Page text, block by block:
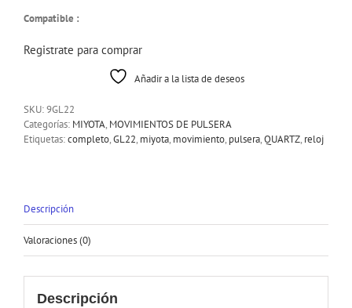
Compatible :
Registrate para comprar
Añadir a la lista de deseos
SKU:9GL22
Categorías: MIYOTA, MOVIMIENTOS DE PULSERA
Etiquetas:completo,GL22, miyota, movimiento, pulsera,QUARTZ, reloj
Descripción
Valoraciones (0)
Descripción